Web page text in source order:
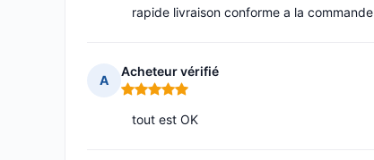
rapide livraison conforme a la commande
A
Acheteur vérifié
Note : 5 sur 5
tout est OK